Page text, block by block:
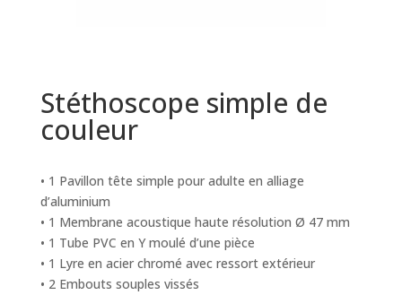
Stéthoscope simple de
couleur
• 1 Pavillon tête simple pour adulte en alliage
d’aluminium
• 1 Membrane acoustique haute résolution Ø 47 mm
• 1 Tube PVC en Y moulé d’une pièce
• 1 Lyre en acier chromé avec ressort extérieur
• 2 Embouts souples vissés